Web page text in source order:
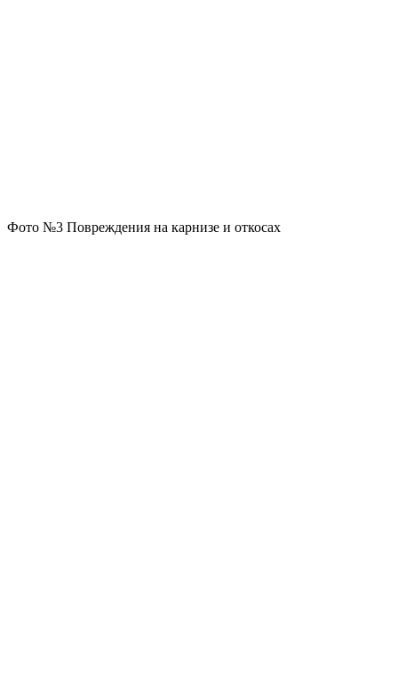
Фото №3 Повреждения на карнизе и откосах